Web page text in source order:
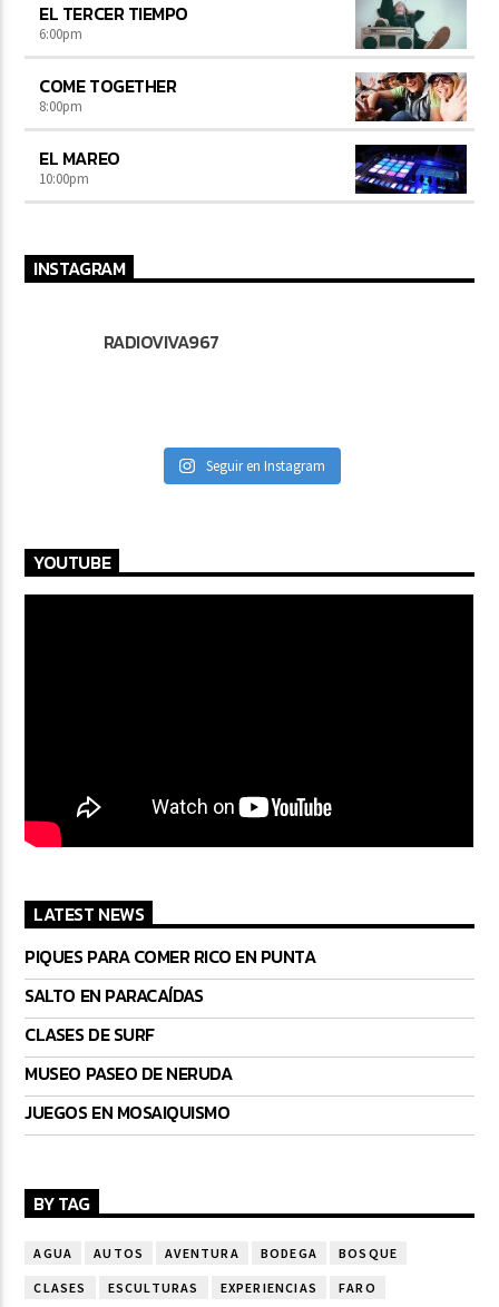
EL TERCER TIEMPO
6:00pm
COME TOGETHER
8:00pm
EL MAREO
10:00pm
INSTAGRAM
RADIOVIVA967
Seguir en Instagram
YOUTUBE
LATEST NEWS
PIQUES PARA COMER RICO EN PUNTA
SALTO EN PARACAÍDAS
CLASES DE SURF
MUSEO PASEO DE NERUDA
JUEGOS EN MOSAIQUISMO
BY TAG
AGUA AUTOS AVENTURA BODEGA BOSQUE
CLASES ESCULTURAS EXPERIENCIAS FARO